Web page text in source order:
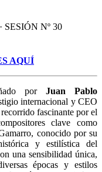
Nº 30
AQUÍ
por Juan Pablo
internacional y CEO
fascinante por el
clave como
conocido por su
y estilística del
una sensibilidad única,
épocas y estilos